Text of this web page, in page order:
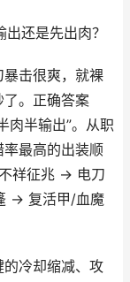
还是先出肉？
击很爽，就裸
。正确答案
肉半输出”。从职
最高的出装顺
祥征兆 -> 电刀
-> 复活甲/血魔
冷却缩减、攻